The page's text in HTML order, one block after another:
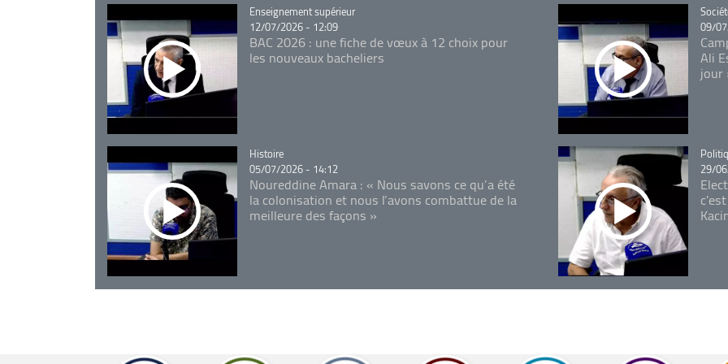
Catégorie
Enseignement supérieur
12/07/2026 - 12:09
BAC 2026 : une fiche de vœux à 12 choix pour
les nouveaux bacheliers
09/
Ali
jour
Catégorie
Histoire
05/07/2026 - 14:12
Noureddine Amara : « Nous savons ce qu’a été
la colonisation et nous l’avons combattue de la
meilleure des façons »
29/